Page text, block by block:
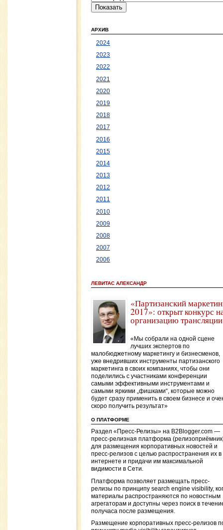
АРХИВ
2024
2023
2022
2021
2020
2019
2018
2017
2016
2015
2014
2013
2012
2011
2010
2009
2008
2007
2006
ЛЕВИТАС АЛЕКСАНДР
«Партизанский
2017»: открыт конкурс
организацию трансляции
«Мы собрали на одной сцене
лучших экспертов по
малобюджетному маркетингу и бизнесменов,
уже внедривших инструменты партизанского
маркетинга в своих компаниях, чтобы они
поделились с участниками конференции
самыми эффективными инструментами и
самыми яркими „фишками“, которые можно
будет сразу применить в своем бизнесе и
скоро получить результат»
О ПЛАТФОРМЕ
Раздел «Пресс-Релизы» на B2Blogger.com —
пресс-релизная платформа
для размещения корпоративных новостей и
пресс-релизов с целью распространения их в
интернете и придачи им максимальной
видимости в Сети.
Платформа позволяет размещать пресс-
релизы по принципу search engine visibility,
материалы распространяются по новостным
агрегаторам и доступны через поиск в
получаса после размещения.
Размещение корпоративных пресс-релизов